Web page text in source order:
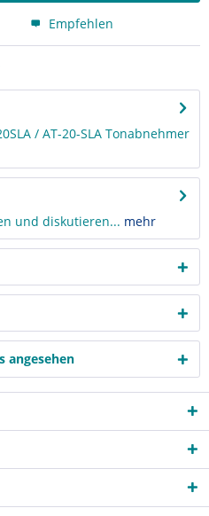
Empfehlen
/ AT-20-SLA Tonabnehmer
und diskutieren... mehr
angesehen